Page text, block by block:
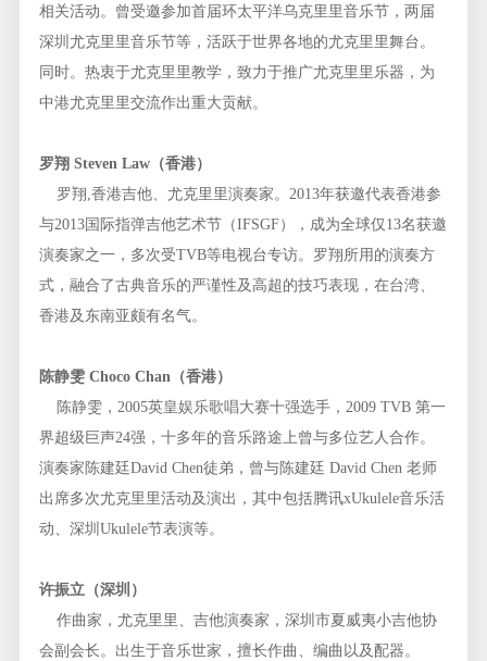
相关活动。曾受邀参加首届环太平洋乌克里里音乐节，两届
深圳尤克里里音乐节等，活跃于世界各地的尤克里里舞台。
同时。热衷于尤克里里教学，致力于推广尤克里里乐器，为
中港尤克里里交流作出重大贡献。
罗翔 Steven Law（香港）
罗翔,香港吉他、尤克里里演奏家。2013年获邀代表香港参
与2013国际指弹吉他艺术节（IFSGF），成为全球仅13名获邀
演奏家之一，多次受TVB等电视台专访。罗翔所用的演奏方
式，融合了古典音乐的严谨性及高超的技巧表现，在台湾、
香港及东南亚颇有名气。
陈静雯 Choco Chan（香港）
陈静雯，2005英皇娱乐歌唱大赛十强选手，2009 TVB 第一
界超级巨声24强，十多年的音乐路途上曾与多位艺人合作。
演奏家陈建廷David Chen徒弟，曾与陈建廷 David Chen 老师
出席多次尤克里里活动及演出，其中包括腾讯xUkulele音乐活
动、深圳Ukulele节表演等。
许振立（深圳）
作曲家，尤克里里、吉他演奏家，深圳市夏威夷小吉他协
会副会长。出生于音乐世家，擅长作曲、编曲以及配器。